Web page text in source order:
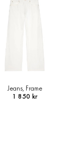
Loafers i läder, Arket
1 145 kr